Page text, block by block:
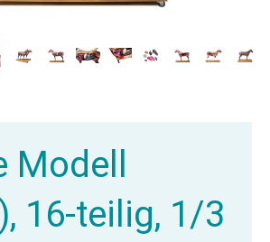
Modell
16-teilig, 1/3